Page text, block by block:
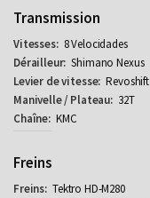
Transmission
8 Velocidades
Shimano Nexus
Revoshift
32T
KMC
Freins
Tektro HD-M280